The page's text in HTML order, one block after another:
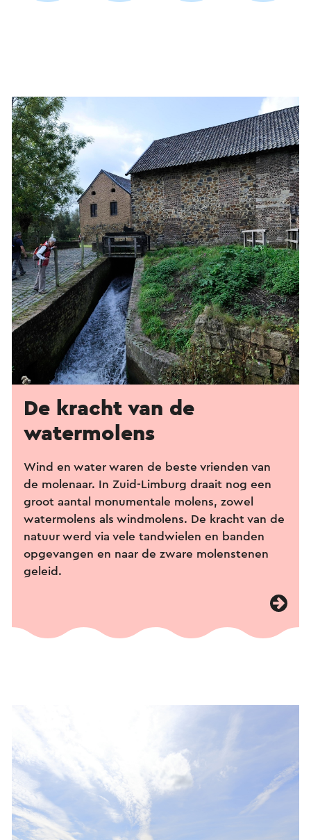
De kracht van de
watermolens
Wind en water waren de beste vrienden van
de molenaar. In Zuid-Limburg draait nog een
groot aantal monumentale molens, zowel
watermolens als windmolens. De kracht van de
natuur werd via vele tandwielen en banden
opgevangen en naar de zware molenstenen
geleid.